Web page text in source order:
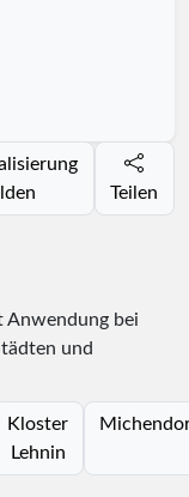
Teilen
Anwendung bei
und
Kloster
Lehnin